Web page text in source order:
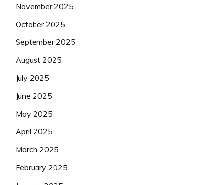
November 2025
October 2025
September 2025
August 2025
July 2025
June 2025
May 2025
April 2025
March 2025
February 2025